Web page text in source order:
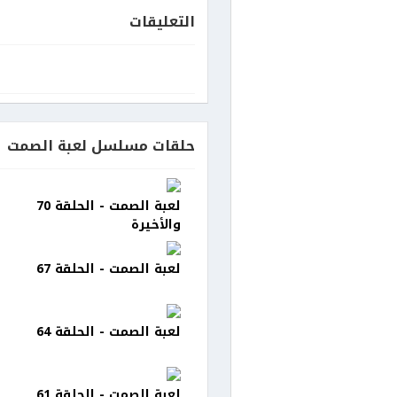
التعليقات
حلقات مسلسل لعبة الصمت
لعبة الصمت - الحلقة 70
والأخيرة
لعبة الصمت - الحلقة 67
لعبة الصمت - الحلقة 64